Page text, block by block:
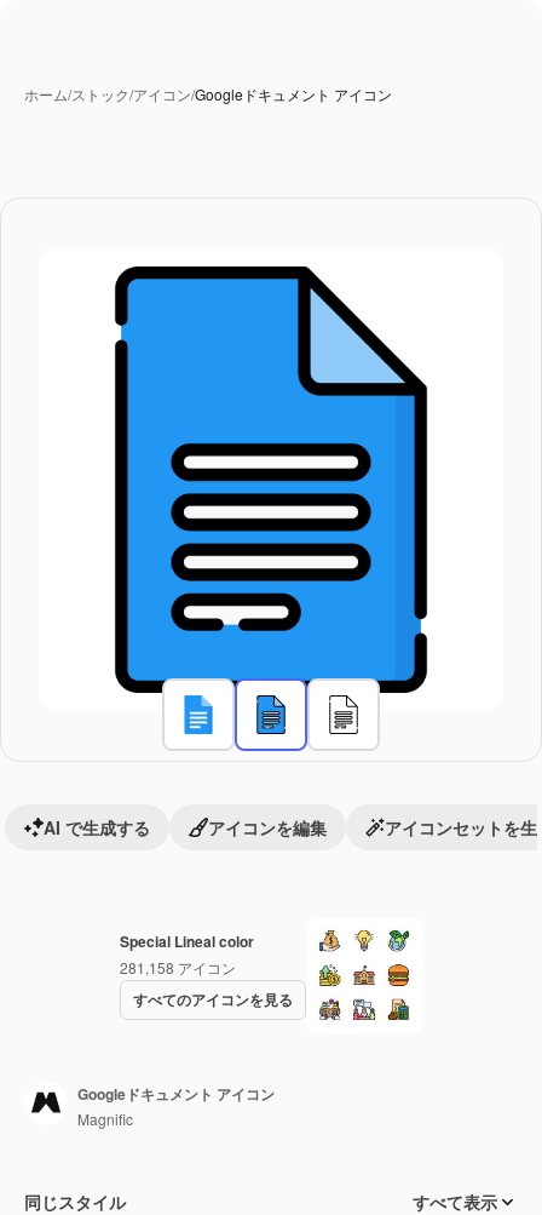
ホーム/ストック/アイコン/Googleドキュメント アイコン
Special Lineal color
281,158 アイコン
すべてのアイコンを見る
AI で生成する アイコンを編集 アイコンセットを生
Googleドキュメント アイコン
Magnific
同じスタイル すべて表示